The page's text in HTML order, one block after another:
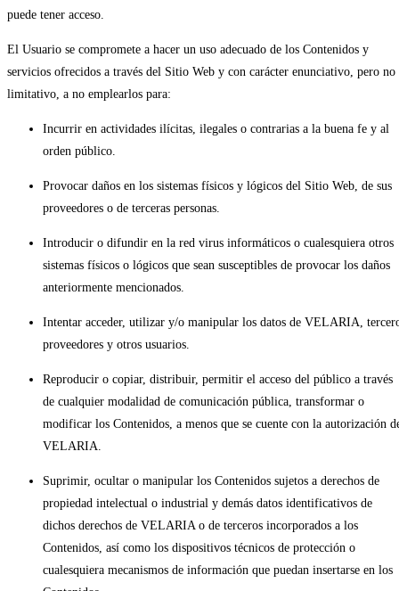
puede tener acceso.
El Usuario se compromete a hacer un uso adecuado de los Contenidos y
servicios ofrecidos a través del Sitio Web y con carácter enunciativo, pero no
limitativo, a no emplearlos para:
Incurrir en actividades ilícitas, ilegales o contrarias a la buena fe y al
orden público.
Provocar daños en los sistemas físicos y lógicos del Sitio Web, de sus
proveedores o de terceras personas.
Introducir o difundir en la red virus informáticos o cualesquiera otros
sistemas físicos o lógicos que sean susceptibles de provocar los daños
anteriormente mencionados.
Intentar acceder, utilizar y/o manipular los datos de VELARIA,
proveedores y otros usuarios.
Reproducir o copiar, distribuir, permitir el acceso del público a través
de cualquier modalidad de comunicación pública, transformar o
modificar los Contenidos, a menos que se cuente con la autorización
VELARIA.
Suprimir, ocultar o manipular los Contenidos sujetos a derechos de
propiedad intelectual o industrial y demás datos identificativos de
dichos derechos de VELARIA o de terceros incorporados a los
Contenidos, así como los dispositivos técnicos de protección o
cualesquiera mecanismos de información que puedan insertarse en los